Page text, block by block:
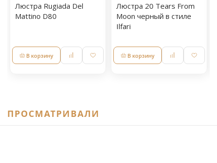
Люстра Rugiada Del
Mattino D80
В корзину
Люстра 20 Tears From
Moon черный в стиле
Ilfari
В корзину
ПРОСМАТРИВАЛИ